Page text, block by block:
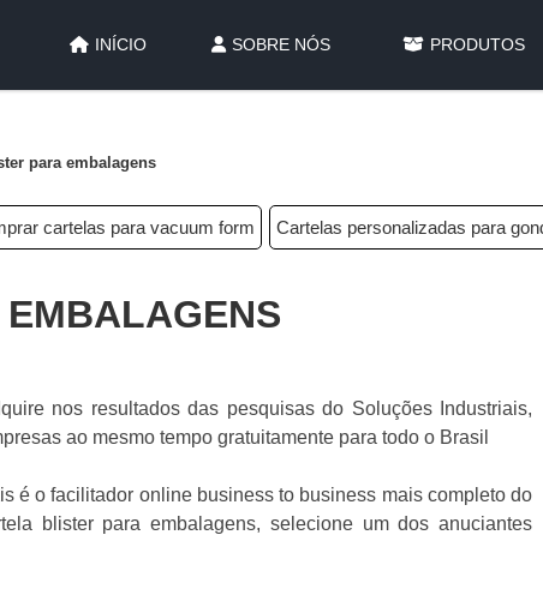
INÍCIO SOBRE NÓS PRODUTOS
para embalagens
cartelas para vacuum form Cartelas personalizadas para
nos resultados das pesquisas do Soluções Industriais,
ao mesmo tempo gratuitamente para todo o Brasil
é o facilitador online business to business mais completo do
blister para embalagens, selecione um dos anuciantes